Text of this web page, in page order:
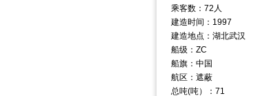
乘客数：72人
建造时间：1997
建造地点：湖北武汉
船级：ZC
船旗：中国
航区：遮蔽
总吨(吨）：71